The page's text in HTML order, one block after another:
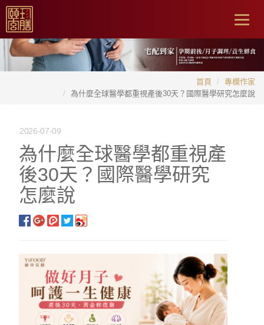
首頁
專欄作家
為什麼全球醫學都重視產後30天？國際醫學研究怎麼說
2026-07-09
為什麼全球醫學都重視產
後30天？國際醫學研究
怎麼說